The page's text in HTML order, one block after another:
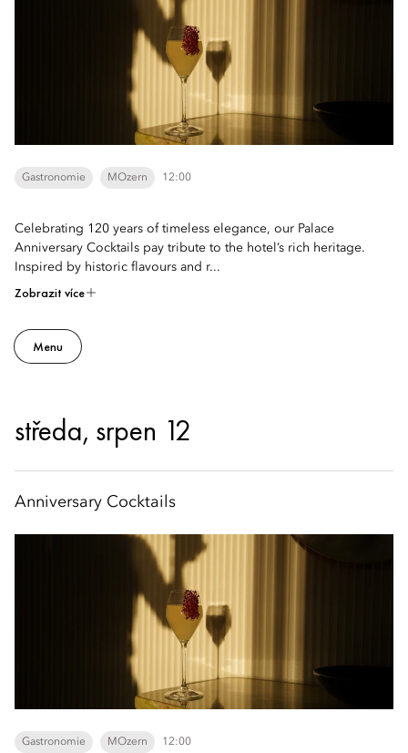
Gastronomie MOzern 12:00
Celebrating 120 years of timeless elegance, our Palace
Anniversary Cocktails pay tribute to the hotel’s rich heritage.
Inspired by historic flavours and r...
Zobrazit více
Menu
středa, srpen 12
Anniversary Cocktails
Gastronomie MOzern 12:00